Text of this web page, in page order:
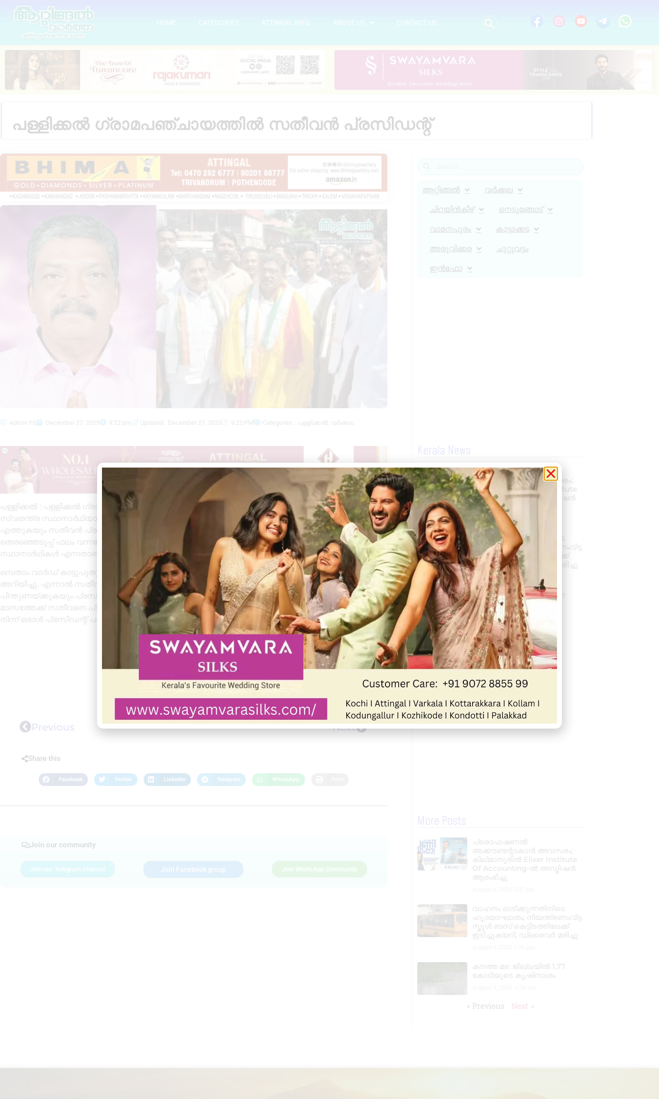
HOME CATEGORIES ATTINGAL INFO ABOUT US CONTACT US
പള്ളിക്കൽ ഗ്രാമപഞ്ചായത്തിൽ സതീവൻ പ്രസിഡന്റ്‌
Admin YS December 27, 2025 9:22 pm Updated : December 27, 2025 9:22 PM Categories : പള്ളിക്കൽ വർക്കല
പള്ളിക്കൽ : പള്ളിക്കൽ ഗ്രാമപഞ്ചായത്തിൽ സതീവൻ പ്രസിഡന്റ്‌. മൂന്നാം വാർഡ് മൂതലയിൽ നിന്ന്
സ്വതന്ത്ര സ്ഥാനാർഥിയായി മത്സരിച്ച് വിജയിച്ച സതീവന്റെ പിന്തുണയോടെ യു ഡി എഫ് അധികാരത്തിൽ
എത്തുകയും സതീവൻ പ്രസിഡന്റ്‌ ആവുകയും ചെയ്തു.14 വാർഡുകൾ ഉള്ള പഞ്ചായത്തിൽ
തെരഞ്ഞെടുപ്പ് ഫലം വന്നപ്പോൾ യു ഡി എഫ് 5, എൽ ഡി എഫ് 6, ബിജെപി 1, രണ്ട് സ്വതന്ത്ര
സ്ഥാനാർഥികൾ എന്നതാണ് കക്ഷി നില.
ഒമ്പതാം വാർഡ് കാട്ടുപുതുശേരിയിൽ നിന്ന് വിജയിച്ച നിസ മുജീബ് ആദ്യമേ തന്നെ യു ഡി എഫിന് പിന്തുണ
അറിയിച്ചു. എന്നാൽ സതീവന്റെ നിലപാട് നിർണായമകയിരുന്നു. സതീവൻ യു ഡി എഫിനെ
പിന്തുണയ്ക്കുകയും പ്രസിഡന്റ്‌ സ്ഥാനം ആവശ്യപ്പെടുകയും ചെയ്തു. അങ്ങനെ ആദ്യത്തെ ആറ്
മാസത്തേക്ക് സതീവനെ പ്രസിഡന്റ്‌ ആയി തെരഞ്ഞെടുത്തു. തുടർന്നുള്ള യു ഡി എഫ് പ്രതിനിധികളിൽ
നിന്ന് ഒരാൾ പ്രസിഡന്റ്‌ പദവിയിലെത്തും എന്നാണ് റിപ്പോർട്ട്‌.
Previous Next
Share this
Facebook Twitter LinkedIn Telegram WhatsApp
Join our community
Join our Telegram Channel Join Facebook group Join WhatsApp Community
ആറ്റിങ്ങൽ വർക്കല
ചിറയിൻകീഴ് നെടുമങ്ങാട്
വാമനപുരം കാട്ടാക്കട
അരുവിക്കര ചുറ്റുവട്ടം
ഇൻഫോ
Kerala News
പ്രൊഫഷണൽ
അക്കൗണ്ടന്റാകാൻ അവസരം;
കിലിമാനൂരിൽ Elixer Institute
Of Accounting-ൽ അഡ്മിഷൻ
ആരംഭിച്ചു
August 6, 20263:37 pm
വാഹനം ഓടിക്കുന്നതിനിടെ
ഹൃദയാഘാതം; നിയന്ത്രണംവിട്ട
സ്കൂൾ ബസ് കെട്ടിടത്തിലേക്ക്
ഇടിച്ചുകയറി, ഡ്രൈവർ മരിച്ചു
August 5, 20267:39 pm
കനത്ത മഴ: ജില്ലയിൽ 1.77
കോടിയുടെ കൃഷിനാശം
August 5, 202611:34 am
« Previous Next »
More Posts
പ്രൊഫഷണൽ
അക്കൗണ്ടന്റാകാൻ അവസരം;
കിലിമാനൂരിൽ Elixer Institute
Of Accounting-ൽ അഡ്മിഷൻ
ആരംഭിച്ചു
വാഹനം ഓടിക്കുന്നതിനിടെ
ഹൃദയാഘാതം; നിയന്ത്രണംവിട്ട
സ്കൂൾ ബസ് കെട്ടിടത്തിലേക്ക്
ഇടിച്ചുകയറി, ഡ്രൈവർ മരിച്ചു
കനത്ത മഴ: ജില്ലയിൽ 1.77
കോടിയുടെ കൃഷിനാശം
« Previous Next »